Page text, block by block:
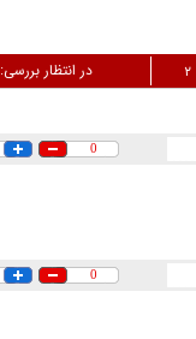
در انتظار بررسی: ۲
0
0